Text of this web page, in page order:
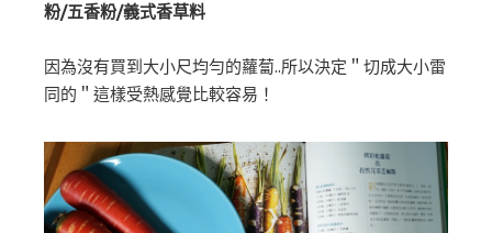
粉/五香粉/義式香草料
因為沒有買到大小尺均勻的蘿蔔..所以決定＂切成大小雷
同的＂這樣受熱感覺比較容易！